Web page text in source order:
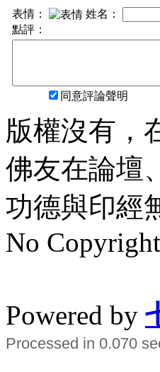
表情： 姓名：
點評：
同意評論聲明
版權沒有，
佛友在論壇
功德與印經
No
Powered by
Processed in 0.070